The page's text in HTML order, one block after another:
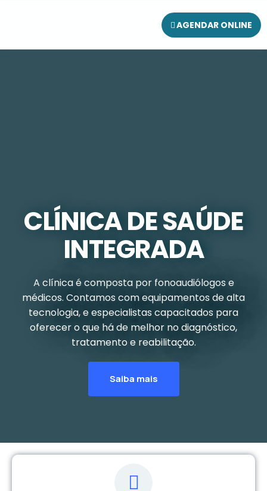
AGENDAR ONLINE
CLÍNICA DE SAÚDE
INTEGRADA
A clínica é composta por fonoaudiólogos e
médicos. Contamos com equipamentos de alta
tecnologia, e especialistas capacitados para
oferecer o que há de melhor no diagnóstico,
tratamento e reabilitação.
Saiba mais